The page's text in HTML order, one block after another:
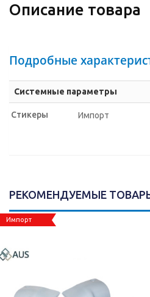
Описание товара
Подробные
Системные параметры
Стикеры Импорт
РЕКОМЕНДУЕМЫЕ
Импорт